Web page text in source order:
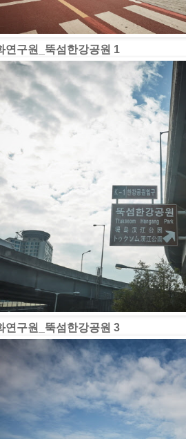
연구원_뚝섬한강공원 1
연구원_뚝섬한강공원 3